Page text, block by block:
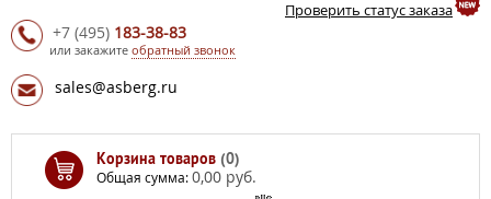
Проверить статус заказа
+7 (495) 183-38-83
или закажите обратный звонок
sales@asberg.ru
Корзина товаров (0)
Общая сумма:0,00 руб.